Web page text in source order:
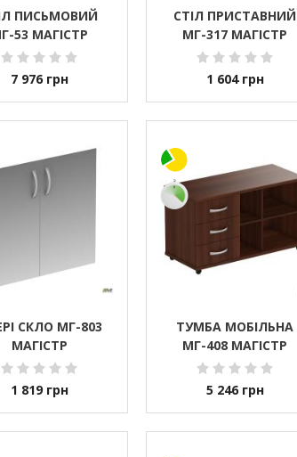
ПИСЬМОВИЙ
53 МАГІСТР
7 976 грн
СТІЛ ПРИСТАВНИЙ
МГ-317 МАГІСТР
1 604 грн
СКЛО МГ-803
МАГІСТР
1 819 грн
ТУМБА МОБІЛЬНА
МГ-408 МАГІСТР
5 246 грн